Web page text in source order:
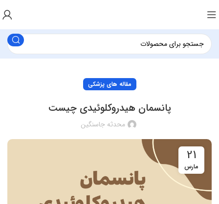
مقاله های پزشکی
پانسمان هیدروکلوئیدی چیست
محدثه جاسنگین
21
مارس